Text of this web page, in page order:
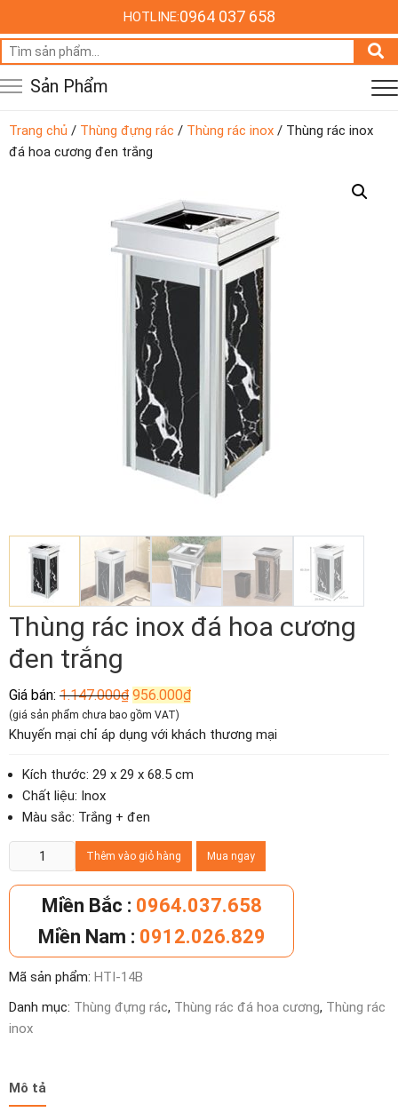
HOTLINE:0964 037 658
Tìm
kiếm:
Sản Phẩm
Trang chủ / Thùng đựng rác / Thùng rác inox / Thùng rác inox
đá hoa cương đen trắng
Thùng rác inox đá hoa cương
đen trắng
Giá bán: 1.147.000₫ Giá
gốc
là:
1.147.000₫.
956.000₫Giá
hiện
là:
(giá sản phẩm chưa bao gồm VAT)
Khuyến mại chỉ áp dụng với khách thương mại
Kích thước: 29 x 29 x 68.5 cm
Chất liệu: Inox
Màu sắc: Trắng + đen
Thùng
rác
inox
cương
đen
trắng
số
Thêm vào giỏ hàng Mua ngay
Miền Bắc : 0964.037.658
Miền Nam : 0912.026.829
Mã sản phẩm: HTI-14B
Danh mục: Thùng đựng rác, Thùng rác đá hoa cương, Thùng rác
inox
Mô tả